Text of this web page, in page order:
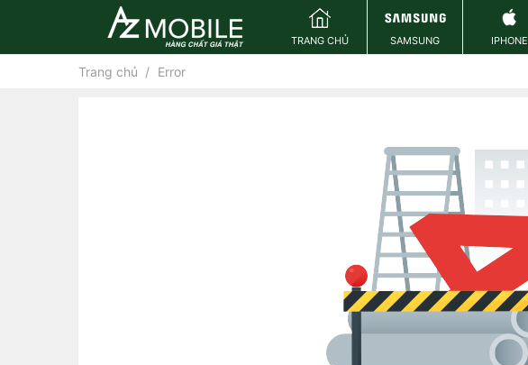
TRANG CHỦ SAMSUNG IPHONE
Trang chủ Error